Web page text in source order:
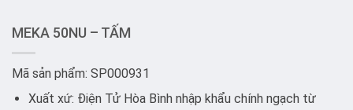
MEKA 50NU – TẤM
Mã sản phẩm: SP000931
Xuất xứ: Điện Tử Hòa Bình nhập khẩu chính ngạch từ